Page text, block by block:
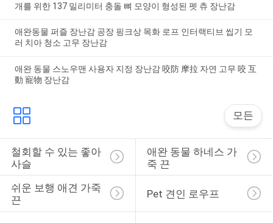
개를 위한 137 밀리미터 충돌 뼈 모양이 형성된 펫 츄 장난감
애완동물 퍼즐 장난감 공장 핑크상 목화 로프 인터랙티브 씹기 모
러 치아 청소 고무 장난감
애완 동물 스노우맨 사용자 지정 장난감 咬防 摩拉 자연 고무 咬 互
動 寵物 장난감
모든
철회할 수 있는 좋아
사슬
애완 동물 하네스 가
죽 끈
쉬운 보행 애견 가죽
끈
Pet 견인 로우프